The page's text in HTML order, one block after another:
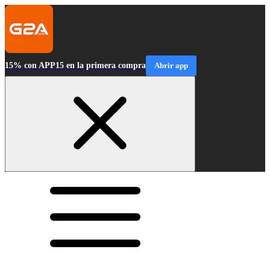
15% con APP15 en la primera compra Abrir app